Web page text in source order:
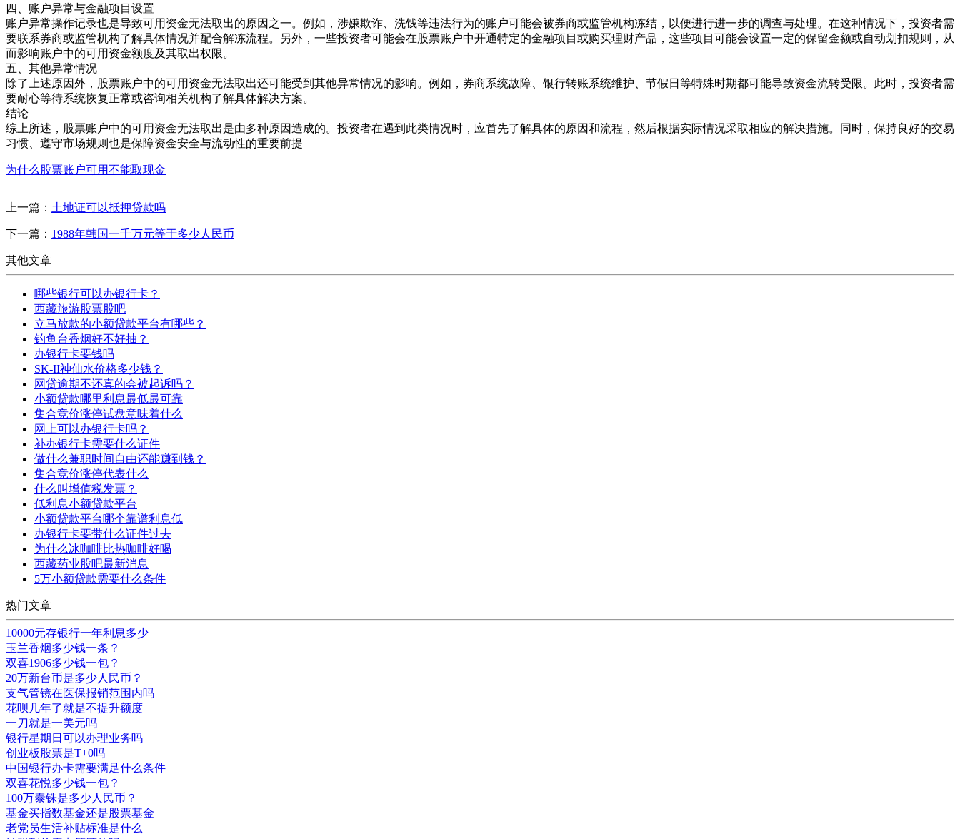
四、账户异常与金融项目设置
账户异常操作记录也是导致可用资金无法取出的原因之一。例如，涉嫌欺诈、洗钱等违法行为的账户可能会被券商或监管机构冻结，以便进行进一步的调查与处理。在这种情况下，投资者需
要联系券商或监管机构了解具体情况并配合解冻流程。另外，一些投资者可能会在股票账户中开通特定的金融项目或购买理财产品，这些项目可能会设置一定的保留金额或自动划扣规则，从
而影响账户中的可用资金额度及其取出权限。
五、其他异常情况
除了上述原因外，股票账户中的可用资金无法取出还可能受到其他异常情况的影响。例如，券商系统故障、银行转账系统维护、节假日等特殊时期都可能导致资金流转受限。此时，投资者需
要耐心等待系统恢复正常或咨询相关机构了解具体解决方案。
结论
综上所述，股票账户中的可用资金无法取出是由多种原因造成的。投资者在遇到此类情况时，应首先了解具体的原因和流程，然后根据实际情况采取相应的解决措施。同时，保持良好的交易
习惯、遵守市场规则也是保障资金安全与流动性的重要前提
为什么股票账户可用不能取现金
上一篇： 土地证可以抵押贷款吗
下一篇： 1988年韩国一千万元等于多少人民币
其他文章
哪些银行可以办银行卡？
西藏旅游股票股吧
立马放款的小额贷款平台有哪些？
钓鱼台香烟好不好抽？
办银行卡要钱吗
SK-II神仙水价格多少钱？
网贷逾期不还真的会被起诉吗？
小额贷款哪里利息最低最可靠
集合竞价涨停试盘意味着什么
网上可以办银行卡吗？
补办银行卡需要什么证件
做什么兼职时间自由还能赚到钱？
集合竞价涨停代表什么
什么叫增值税发票？
低利息小额贷款平台
小额贷款平台哪个靠谱利息低
办银行卡要带什么证件过去
为什么冰咖啡比热咖啡好喝
西藏药业股吧最新消息
5万小额贷款需要什么条件
热门文章
10000元存银行一年利息多少
玉兰香烟多少钱一条？
双喜1906多少钱一包？
20万新台币是多少人民币？
支气管镜在医保报销范围内吗
花呗几年了就是不提升额度
一刀就是一美元吗
银行星期日可以办理业务吗
创业板股票是T+0吗
中国银行办卡需要满足什么条件
双喜花悦多少钱一包？
100万泰铢是多少人民币？
基金买指数基金还是股票基金
老党员生活补贴标准是什么